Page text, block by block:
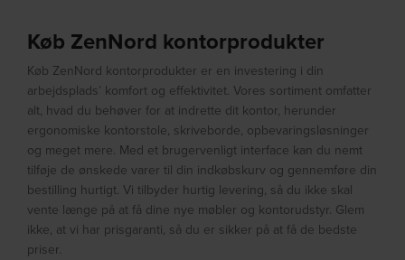
Køb ZenNord kontorprodukter
Køb ZenNord kontorprodukter er en investering i din
arbejdsplads’ komfort og effektivitet. Vores sortiment omfatter
alt, hvad du behøver for at indrette dit kontor, herunder
ergonomiske kontorstole, skriveborde, opbevaringsløsninger
og meget mere. Med et brugervenligt interface kan du nemt
tilføje de ønskede varer til din indkøbskurv og gennemføre din
bestilling hurtigt. Vi tilbyder hurtig levering, så du ikke skal
vente længe på at få dine nye møbler og kontorudstyr. Glem
ikke, at vi har prisgaranti, så du er sikker på at få de bedste
priser.